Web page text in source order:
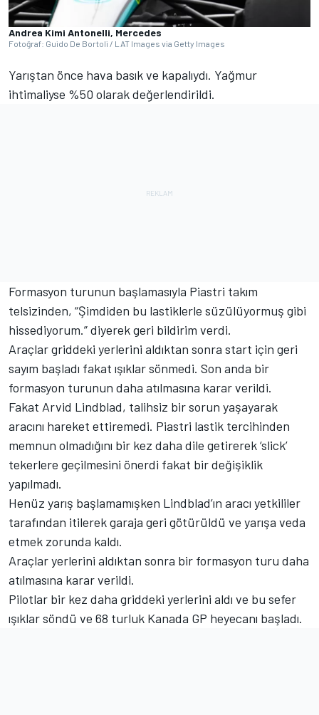
Andrea Kimi Antonelli, Mercedes
Fotoğraf: Guido De Bortoli / LAT Images via Getty Images
Yarıştan önce hava basık ve kapalıydı. Yağmur
ihtimaliyse %50 olarak değerlendirildi.
Formasyon turunun başlamasıyla Piastri takım
telsizinden, “Şimdiden bu lastiklerle süzülüyormuş gibi
hissediyorum.” diyerek geri bildirim verdi.
Araçlar griddeki yerlerini aldıktan sonra start için geri
sayım başladı fakat ışıklar sönmedi. Son anda bir
formasyon turunun daha atılmasına karar verildi.
Fakat Arvid Lindblad, talihsiz bir sorun yaşayarak
aracını hareket ettiremedi. Piastri lastik tercihinden
memnun olmadığını bir kez daha dile getirerek ‘slick’
tekerlere geçilmesini önerdi fakat bir değişiklik
yapılmadı.
Henüz yarış başlamamışken Lindblad’ın aracı yetkililer
tarafından itilerek garaja geri götürüldü ve yarışa veda
etmek zorunda kaldı.
Araçlar yerlerini aldıktan sonra bir formasyon turu daha
atılmasına karar verildi.
Pilotlar bir kez daha griddeki yerlerini aldı ve bu sefer
ışıklar söndü ve 68 turluk Kanada GP heyecanı başladı.